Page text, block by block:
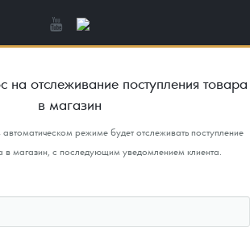
на отслеживание поступления товара
в магазин
автоматическом режиме будет отслеживать поступление
в магазин, с последующим уведомлением клиента.